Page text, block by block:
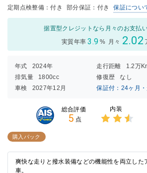
定期点検整備：付き 部分保証：付き 保証につい
据置型クレジットなら月々のお支払
実質年率 3.9 % 月々 2.02
年式 2024年 走行距離
1.2万
排気量
1800cc 修復歴
なし
車検
2027年12月 保証付：24ヶ月
総合評価
5 点
内装
購入パック
爽快な走りと撥水装備などの機能性を両立した
車。